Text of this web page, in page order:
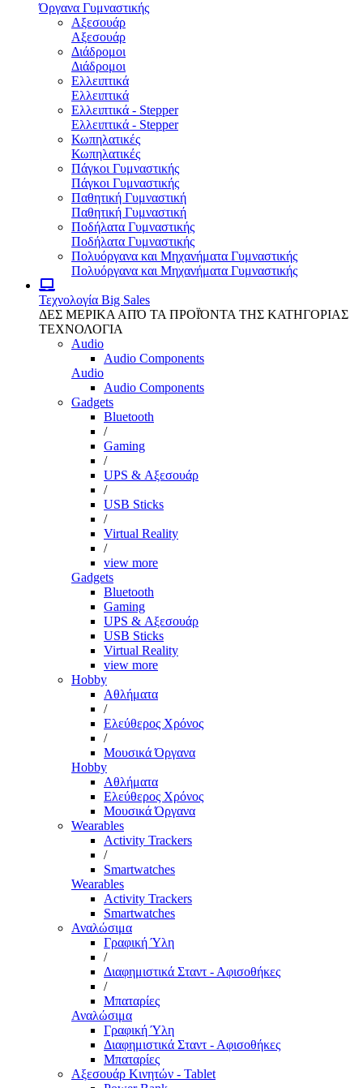
Όργανα Γυμναστικής
Αξεσουάρ
Αξεσουάρ
Διάδρομοι
Διάδρομοι
Ελλειπτικά
Ελλειπτικά
Ελλειπτικά - Stepper
Ελλειπτικά - Stepper
Κωπηλατικές
Κωπηλατικές
Πάγκοι Γυμναστικής
Πάγκοι Γυμναστικής
Παθητική Γυμναστική
Παθητική Γυμναστική
Ποδήλατα Γυμναστικής
Ποδήλατα Γυμναστικής
Πολυόργανα και Μηχανήματα Γυμναστικής
Πολυόργανα και Μηχανήματα Γυμναστικής
Τεχνολογία Big Sales
ΔΕΣ ΜΕΡΙΚΑ ΑΠΌ ΤΑ ΠΡΟΪΌΝΤΑ ΤΗΣ ΚΑΤΗΓΟΡΙΑΣ
ΤΕΧΝΟΛΟΓΙΑ
Audio
Audio Components
Audio
Audio Components
Gadgets
Bluetooth
/
Gaming
/
UPS & Αξεσουάρ
/
USB Sticks
/
Virtual Reality
/
view more
Gadgets
Bluetooth
Gaming
UPS & Αξεσουάρ
USB Sticks
Virtual Reality
view more
Hobby
Αθλήματα
/
Ελεύθερος Χρόνος
/
Μουσικά Όργανα
Hobby
Αθλήματα
Ελεύθερος Χρόνος
Μουσικά Όργανα
Wearables
Activity Trackers
/
Smartwatches
Wearables
Activity Trackers
Smartwatches
Αναλώσιμα
Γραφική Ύλη
/
Διαφημιστικά Σταντ - Αφισοθήκες
/
Μπαταρίες
Αναλώσιμα
Γραφική Ύλη
Διαφημιστικά Σταντ - Αφισοθήκες
Μπαταρίες
Αξεσουάρ Κινητών - Tablet